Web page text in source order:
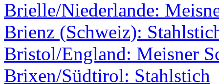
Brielle/Niederlande:
Brienz (Schweiz):
Bristol/England: Meisner
Brixen/Südtirol: Stahlstich